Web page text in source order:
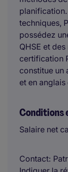
techniques,
possédez
QHSE et
certification
constitue un
et en
Conditions
Salaire net
Contact